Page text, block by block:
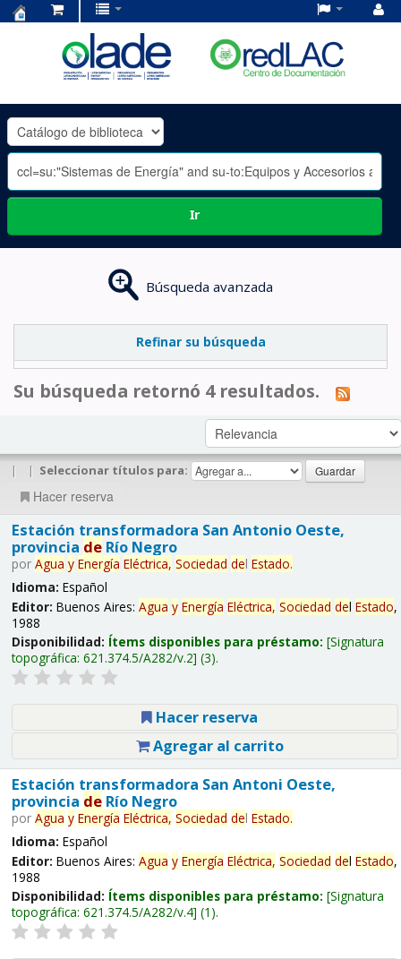
OLADE
-
Ir
Búsqueda avanzada
Refinar su búsqueda
Su búsqueda retornó 4 resultados.
| | Seleccionar títulos para:
Hacer reserva
Estación transformadora San Antonio Oeste,
provincia deRío Negro
por Agua y Energía Eléctrica, Sociedad del Estado.
Idioma: Español
Editor: Buenos Aires: Agua y Energía Eléctrica, Sociedad del Estado,
1988
Disponibilidad: Ítems disponibles para préstamo: Signatura
topográfica: 621.374.5/A282/v.2 (3).
Hacer reserva
Agregar al carrito
Estación transformadora San Antoni Oeste,
provincia deRío Negro
por Agua y Energía Eléctrica, Sociedad del Estado.
Idioma: Español
Editor: Buenos Aires: Agua y Energía Eléctrica, Sociedad del Estado,
1988
Disponibilidad: Ítems disponibles para préstamo: Signatura
topográfica: 621.374.5/A282/v.4 (1).